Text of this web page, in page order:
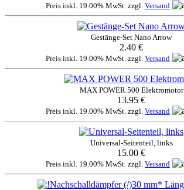
Preis inkl. 19.00% MwSt. zzgl. Versand
Gestänge-Set Nano Arrow
2.40 €
Preis inkl. 19.00% MwSt. zzgl. Versand
MAX POWER 500 Elektromotor
13.95 €
Preis inkl. 19.00% MwSt. zzgl. Versand
Universal-Seitenteil, links
15.00 €
Preis inkl. 19.00% MwSt. zzgl. Versand